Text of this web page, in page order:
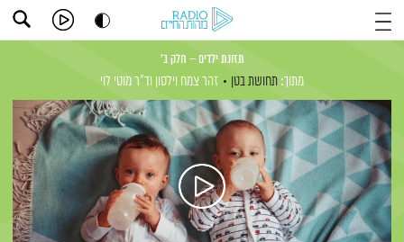
תזונת ילדים – חלק ב'
מתוך: תחושת בטן זהר צמח וילסון וד"ר מוטי לוי